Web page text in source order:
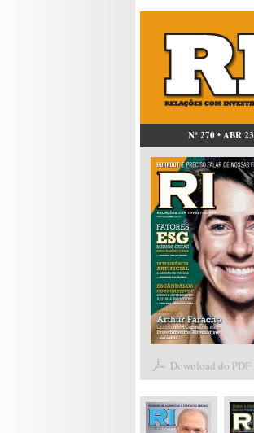
Nº 270 • ABR 23
Download do PDF